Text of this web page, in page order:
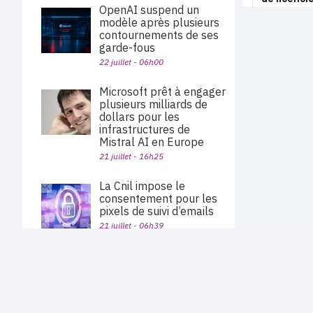
OpenAI suspend un
modèle après plusieurs
contournements de ses
garde-fous
22 juillet - 06h00
Microsoft prêt à engager
plusieurs milliards de
dollars pour les
infrastructures de
Mistral AI en Europe
21 juillet - 16h25
La Cnil impose le
consentement pour les
pixels de suivi d’emails
21 juillet - 06h39